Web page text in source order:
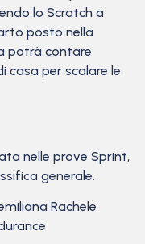
lo Scratch a
posto nella
potrà contare
casa per scalare le
nelle prove Sprint,
generale.
Rachele